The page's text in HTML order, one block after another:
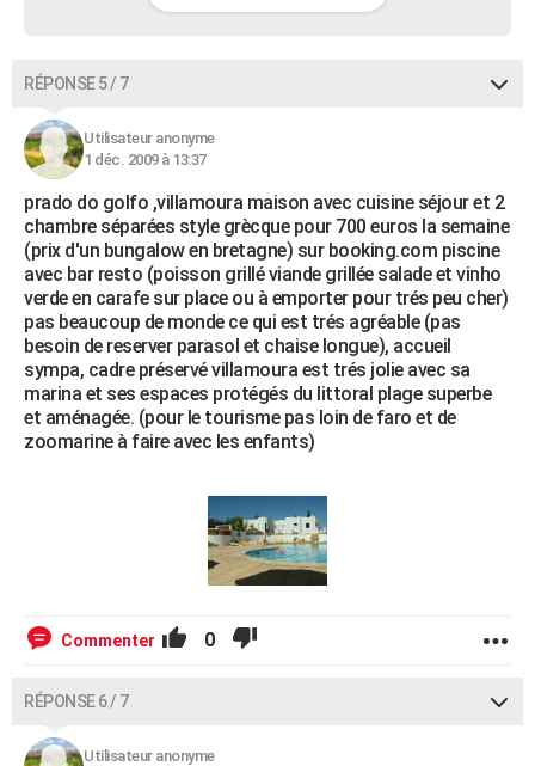
RÉPONSE 5 / 7
Utilisateur anonyme
1 déc. 2009 à 13:37
prado do golfo ,villamoura maison avec cuisine séjour et 2
chambre séparées style grècque pour 700 euros la semaine
(prix d'un bungalow en bretagne) sur booking.com piscine
avec bar resto (poisson grillé viande grillée salade et vinho
verde en carafe sur place ou à emporter pour trés peu cher)
pas beaucoup de monde ce qui est trés agréable (pas
besoin de reserver parasol et chaise longue), accueil
sympa, cadre préservé villamoura est trés jolie avec sa
marina et ses espaces protégés du littoral plage superbe
et aménagée. (pour le tourisme pas loin de faro et de
zoomarine à faire avec les enfants)
Commenter 0
RÉPONSE 6 / 7
Utilisateur anonyme